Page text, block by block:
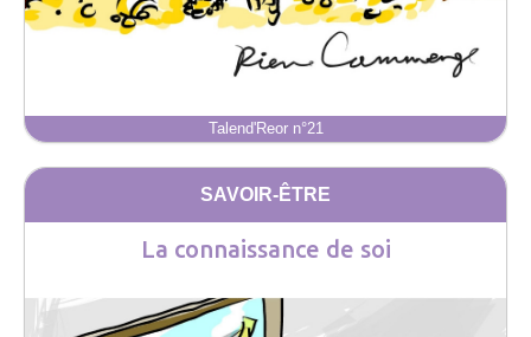
Talend'Reor n°21
SAVOIR-ÊTRE
La connaissance de soi